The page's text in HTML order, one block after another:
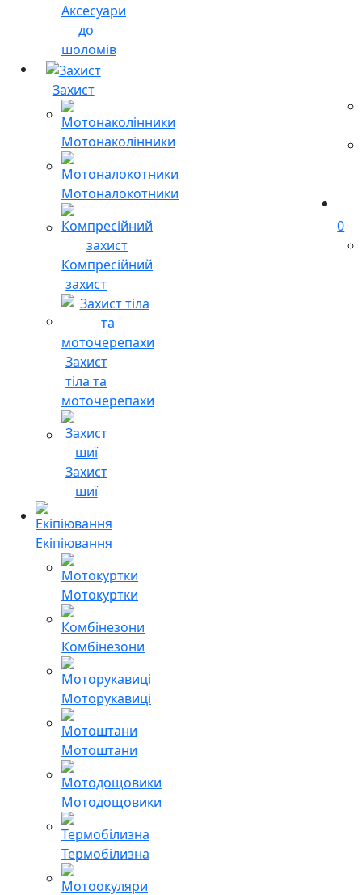
Аксесуари
до
шоломів
Захист
Мотонаколінники
Мотоналокотники
Компресійний
захист
Захист
тіла та
моточерепахи
Захист
шиї
Екіпіювання
Мотокуртки
Комбінезони
Моторукавиці
Мотоштани
Мотодощовики
Термобілизна
0